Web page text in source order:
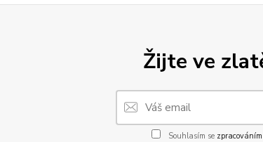
Žijte ve
Souhlasím se